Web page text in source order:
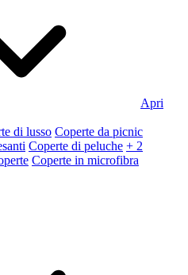
Apri
di lusso Coperte da picnic
Coperte di peluche + 2
Coperte in microfibra